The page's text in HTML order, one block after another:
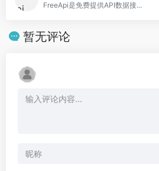
FreeApi是免费提供API数据接...
暂无评论